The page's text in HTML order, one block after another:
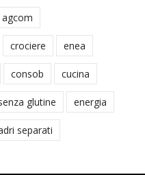
agcom
crociere enea
consob cucina
glutine energia
separati